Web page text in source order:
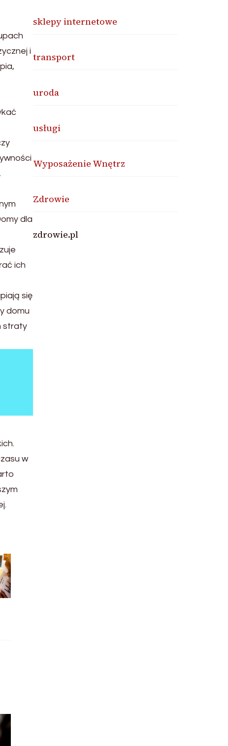
i
dla
ich
się
domu
straty
w
sklepy internetowe
transport
uroda
usługi
Wyposażenie Wnętrz
Zdrowie
zdrowie.pl